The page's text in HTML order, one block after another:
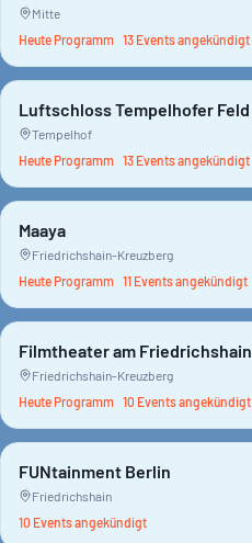
Mitte
Heute Programm 13 Eventsangekündigt
Luftschloss Tempelhofer Feld
Tempelhof
Heute Programm 13 Eventsangekündigt
Maaya
Friedrichshain-Kreuzberg
Heute Programm 11 Eventsangekündigt
Filmtheater am Friedrichshain
Friedrichshain-Kreuzberg
Heute Programm 10 Eventsangekündigt
FUNtainment Berlin
Friedrichshain
10 Eventsangekündigt